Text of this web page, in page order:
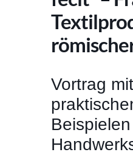
Vortrag mit